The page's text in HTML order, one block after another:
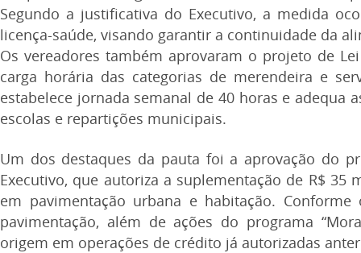
Segundo a justificativa do Executivo, a medida
licença-saúde, visando garantir a continuidade da
Os vereadores também aprovaram o projeto de
carga horária das categorias de merendeira e
estabelece jornada semanal de 40 horas e adequa
escolas e repartições municipais.
Um dos destaques da pauta foi a aprovação do
Executivo, que autoriza a suplementação de R$
em pavimentação urbana e habitação.
pavimentação, além de ações do programa
origem em operações de crédito já autorizadas